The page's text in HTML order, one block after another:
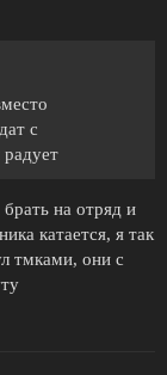
с
радует
на отряд и
катается, я так
тмками, они с